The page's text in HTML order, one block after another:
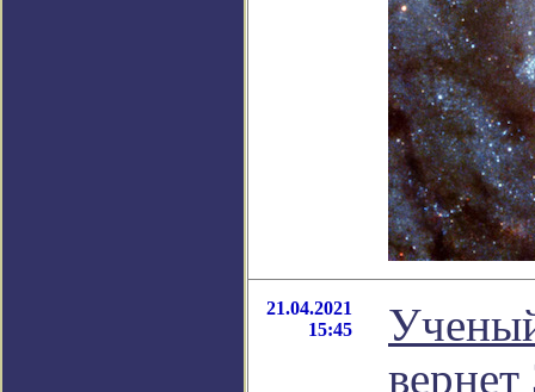
21.04.2021
15:45